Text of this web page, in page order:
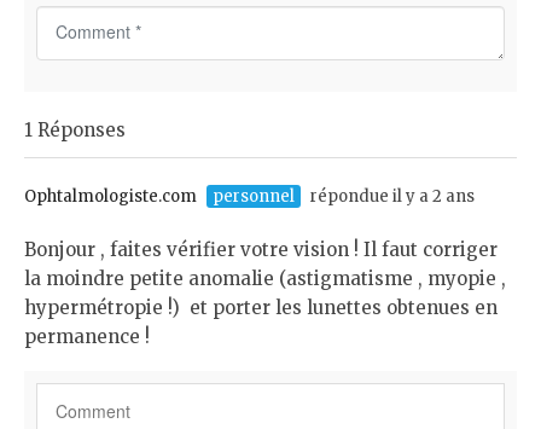
e
n
t
1 Réponses
Ophtalmologiste.com personnel répondue il y a 2 ans
Bonjour , faites vérifier votre vision ! Il faut corriger
la moindre petite anomalie (astigmatisme , myopie ,
hypermétropie !) et porter les lunettes obtenues en
permanence !